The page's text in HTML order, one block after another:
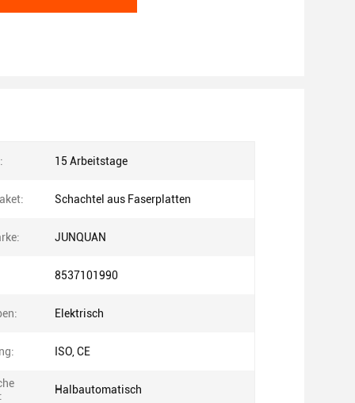
15 Arbeitstage
Schachtel aus Faserplatten
JUNQUAN
8537101990
Elektrisch
ISO, CE
Halbautomatisch